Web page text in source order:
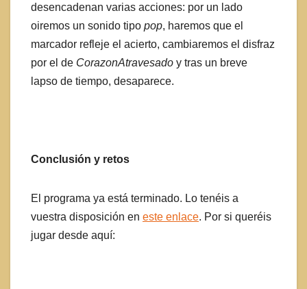
desencadenan varias acciones: por un lado
oiremos un sonido tipo pop, haremos que el
marcador refleje el acierto, cambiaremos el disfraz
por el de CorazonAtravesado y tras un breve
lapso de tiempo, desaparece.
Conclusión y retos
El programa ya está terminado. Lo tenéis a
vuestra disposición en este enlace. Por si queréis
jugar desde aquí: